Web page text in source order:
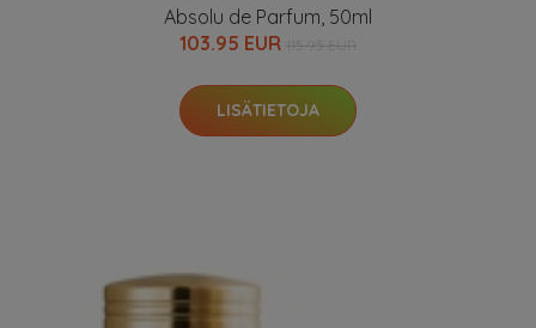
Absolu de Parfum, 50ml
103.95 EUR
LISÄTIETOJA